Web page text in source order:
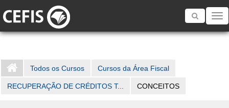
Toggle
Todos os Cursos Cursos da Área Fiscal
RECUPERAÇÃO DE CRÉDITOS T... CONCEITOS